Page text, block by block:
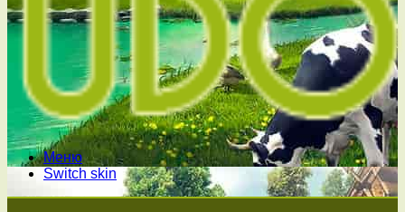
Меню
Switch skin